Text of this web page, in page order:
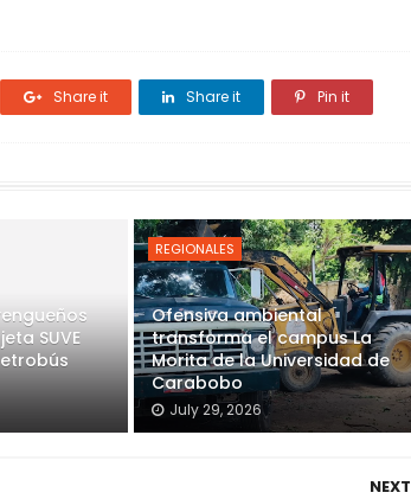
Share it Share it Pin it
SUVE
REGIONALES
Ofensiva ambiental
transforma el campus La
Morita de la Universidad de
Carabobo
July 29, 2026
NEXT